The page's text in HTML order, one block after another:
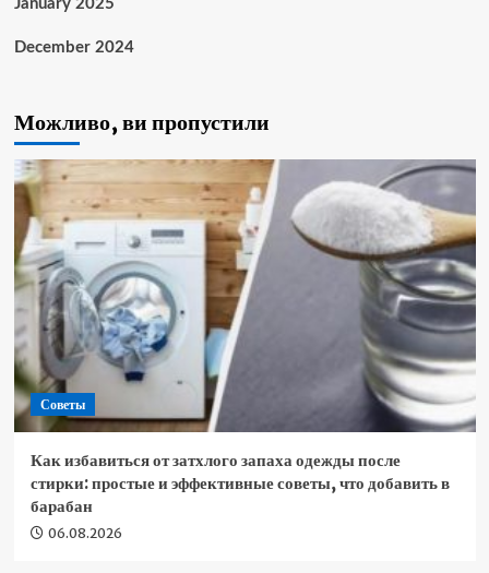
January 2025
December 2024
Можливо, ви пропустили
Советы
Как избавиться от затхлого запаха одежды после
стирки: простые и эффективные советы, что добавить в
барабан
06.08.2026